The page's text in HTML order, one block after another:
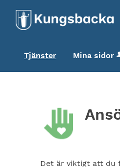
Tjänster Mina sidor
Det är viktigt att du